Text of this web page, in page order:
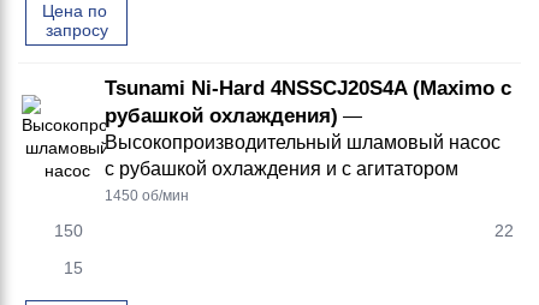
Цена по
запросу
Tsunami Ni-Hard 4NSSCJ20S4A (Maximo с
рубашкой охлаждения) —
Высокопроизводительный шламовый насос
с рубашкой охлаждения и с агитатором
1450 об/мин
150
22
15